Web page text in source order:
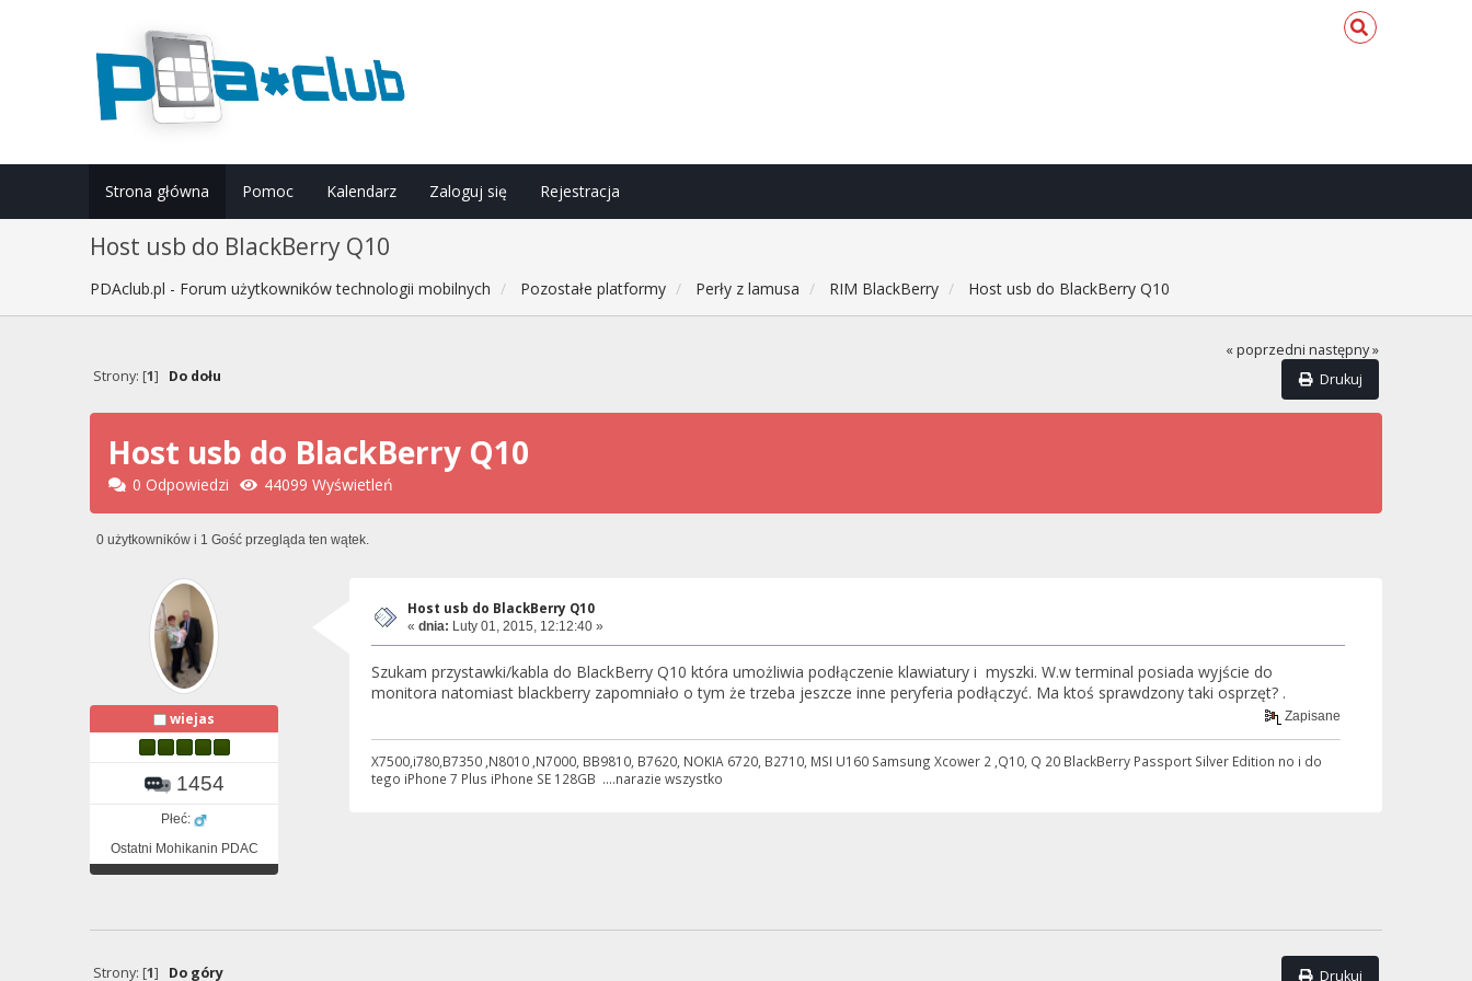
Strona główna Pomoc Kalendarz Zaloguj się Rejestracja
Host usb do BlackBerry Q10
PDAclub.pl - Forum użytkowników technologii mobilnych Pozostałe platformy Perły z lamusa RIM BlackBerry Host usb do BlackBerry Q10
« poprzedni następny »
Drukuj
Strony: [1] Do dołu
Host usb do BlackBerry Q10
0 Odpowiedzi 44099 Wyświetleń
0 użytkowników i 1 Gość przegląda ten wątek.
wiejas
1454
Płeć:
Ostatni Mohikanin PDAC
Host usb do BlackBerry Q10
« dnia: Luty 01, 2015, 12:12:40 »
Szukam przystawki/kabla do BlackBerry Q10 która umożliwia podłączenie klawiatury i myszki. W.w terminal posiada wyjście do
monitora natomiast blackberry zapomniało o tym że trzeba jeszcze inne peryferia podłączyć. Ma ktoś sprawdzony taki osprzęt? .
Zapisane
X7500,i780,B7350 ,N8010 ,N7000, BB9810, B7620, NOKIA 6720, B2710, MSI U160 Samsung Xcower 2 ,Q10, Q 20 BlackBerry Passport Silver Edition no i do
tego iPhone 7 Plus iPhone SE 128GB ....narazie wszystko
Drukuj
Strony: [1] Do góry